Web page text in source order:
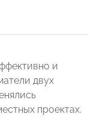
и
двух
проектах.